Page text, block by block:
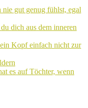
gut genug fühlst, egal
dich aus dem inneren
Kopf einfach nicht zur
es auf Töchter, wenn